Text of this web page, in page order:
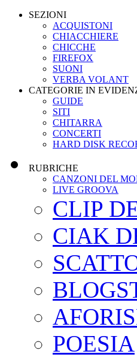
SEZIONI
ACQUISTONI
CHIACCHIERE
CHICCHE
FIREFOX
SUONI
VERBA VOLANT
CATEGORIE IN
GUIDE
SITI
CHITARRA
CONCERTI
HARD DISK
RUBRICHE
CANZONI DEL
LIVE GROOVA
CLIP
CIAK
POESIA